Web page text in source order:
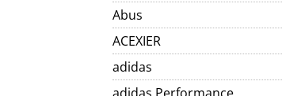
Abus
ACEXIER
adidas